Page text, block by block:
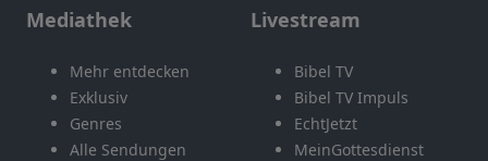
Mediathek
Mehr entdecken
Exklusiv
Genres
Alle Sendungen
Livestream
Bibel TV
Bibel TV Impuls
EchtJetzt
MeinGottesdienst